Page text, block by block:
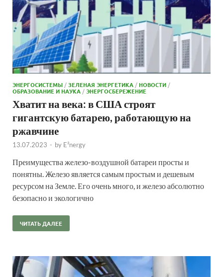
ЭНЕРГОСИСТЕМЫ /ЗЕЛЕНАЯ ЭНЕРГЕТИКА /НОВОСТИ /
ОБРАЗОВАНИЕ И НАУКА /ЭНЕРГОСБЕРЕЖЕНИЕ
Хватит на века: в США строят
гигантскую батарею, работающую на
ржавчине
13.07.2023 - by E²nergy
Преимущества железо-воздушной батареи просты и
понятны. Железо является самым простым и дешевым
ресурсом на Земле. Его очень много, и железо абсолютно
безопасно и экологично
ЧИТАТЬ ДАЛЕЕ